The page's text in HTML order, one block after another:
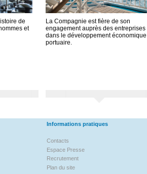
de
et
La Compagnie est fière de son
engagement auprès des entreprises
dans le développement économique
portuaire.
Informations pratiques
Contacts
Espace Presse
Recrutement
Plan du site